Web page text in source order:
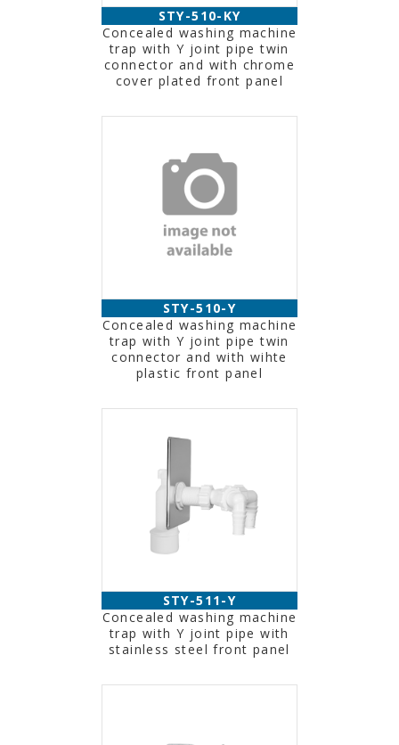
STY-510-KY
Concealed washing machine
trap with Y joint pipe twin
connector and with chrome
cover plated front panel
STY-510-Y
Concealed washing machine
trap with Y joint pipe twin
connector and with wihte
plastic front panel
STY-511-Y
Concealed washing machine
trap with Y joint pipe with
stainless steel front panel